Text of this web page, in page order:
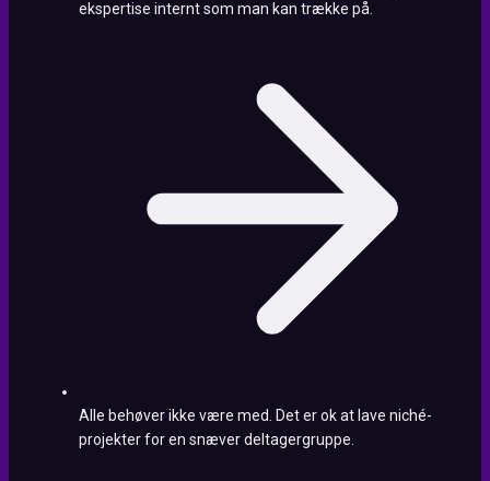
ekspertise internt som man kan trække på.
Alle behøver ikke være med. Det er ok at lave niché-
projekter for en snæver deltagergruppe.